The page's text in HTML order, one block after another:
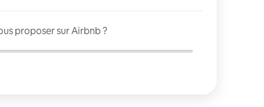
proposer sur Airbnb ?